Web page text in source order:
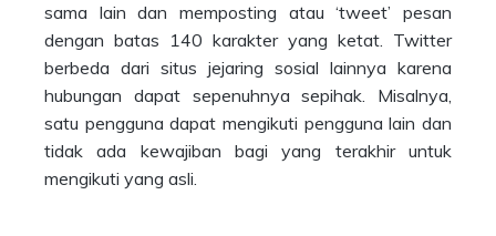
sama lain dan memposting atau ‘tweet’ pesan
dengan batas 140 karakter yang ketat. Twitter
berbeda dari situs jejaring sosial lainnya karena
hubungan dapat sepenuhnya sepihak. Misalnya,
satu pengguna dapat mengikuti pengguna lain dan
tidak ada kewajiban bagi yang terakhir untuk
mengikuti yang asli.